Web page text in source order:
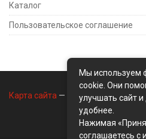
Каталог
Пользовательское соглашение
Карта сайта — Контакты—
Мы используем
cookie. Они
улучшать сайт и
удобнее.
Нажимая
соглашаетесь с